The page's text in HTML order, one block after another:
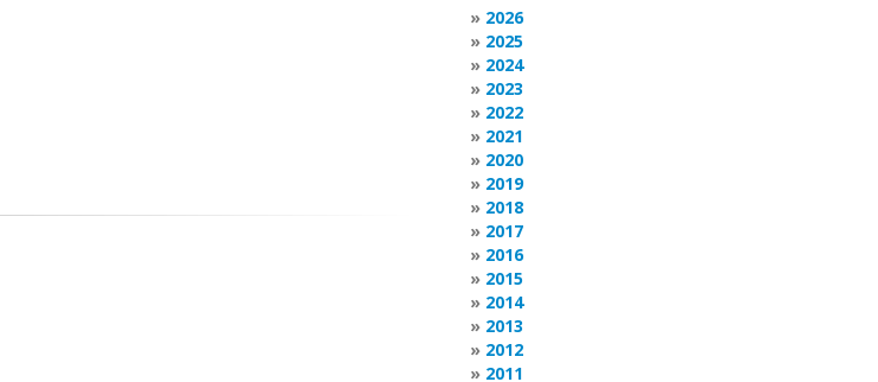
2026
2025
2024
2023
2022
2021
2020
2019
2018
2017
2016
2015
2014
2013
2012
2011